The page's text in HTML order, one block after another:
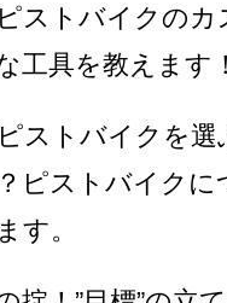
ストバイクのカ
工具を教えます！
ストバイクを選
ピストバイクに
す。